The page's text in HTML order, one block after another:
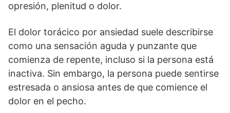
opresión, plenitud o dolor.
El dolor torácico por ansiedad suele describirse
como una sensación aguda y punzante que
comienza de repente, incluso si la persona está
inactiva. Sin embargo, la persona puede sentirse
estresada o ansiosa antes de que comience el
dolor en el pecho.